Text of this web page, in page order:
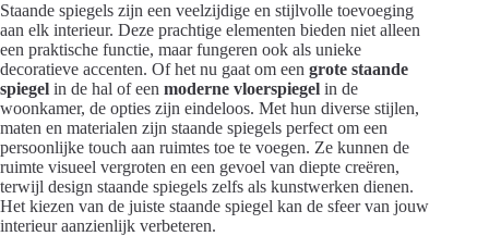
Staande spiegels zijn een veelzijdige en stijlvolle toevoeging
aan elk interieur. Deze prachtige elementen bieden niet alleen
een praktische functie, maar fungeren ook als unieke
decoratieve accenten. Of het nu gaat om een grote staande
spiegel in de hal of een moderne vloerspiegel in de
woonkamer, de opties zijn eindeloos. Met hun diverse stijlen,
maten en materialen zijn staande spiegels perfect om een
persoonlijke touch aan ruimtes toe te voegen. Ze kunnen de
ruimte visueel vergroten en een gevoel van diepte creëren,
terwijl design staande spiegels zelfs als kunstwerken dienen.
Het kiezen van de juiste staande spiegel kan de sfeer van jouw
interieur aanzienlijk verbeteren.